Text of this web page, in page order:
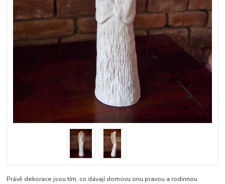
Právě dekorace jsou tím, co dávají domovu onu pravou a rodinnou